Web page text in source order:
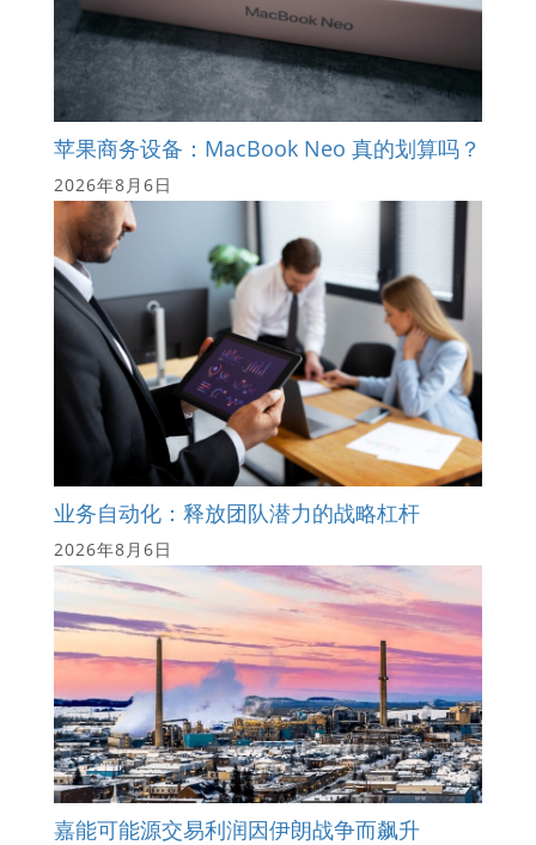
苹果商务设备：MacBook Neo 真的划算吗？
2026年8月6日
业务自动化：释放团队潜力的战略杠杆
2026年8月6日
嘉能可能源交易利润因伊朗战争而飙升